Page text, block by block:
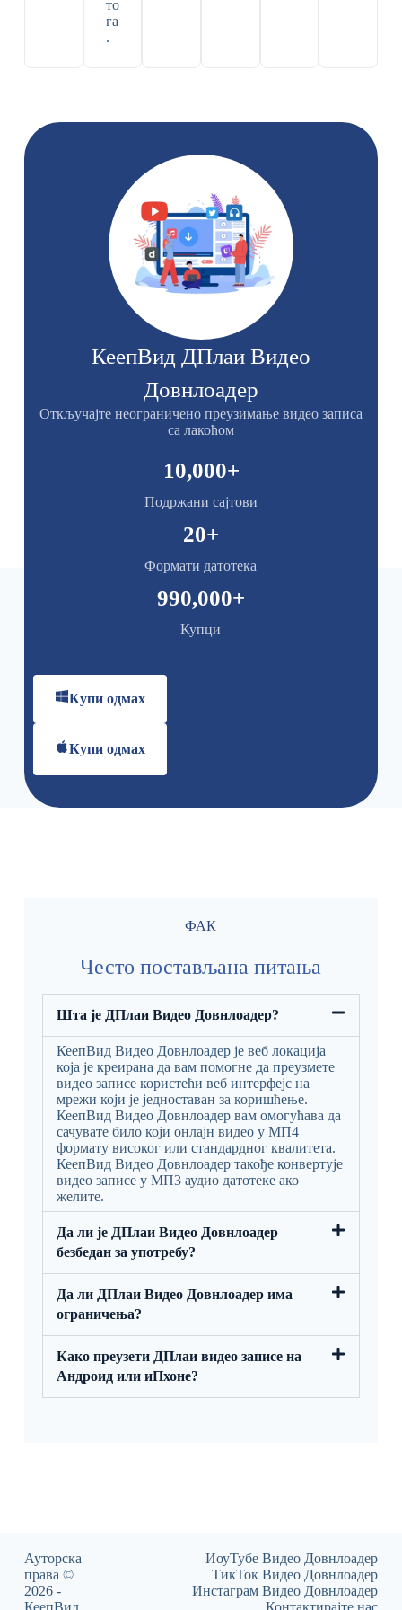
то
га
.
КеепВид ДПлаи Видео
Довнлоадер
Откључајте неограничено преузимање видео записа
са лакоћом
Подржани сајтови
10,000+
Формати датотека
20+
Купци
990,000+
Купи одмах
Купи одмах
ФАК
Често постављана питања
Шта је ДПлаи Видео Довнлоадер?
КеепВид Видео Довнлоадер је веб локација
која је креирана да вам помогне да преузмете
видео записе користећи веб интерфејс на
мрежи који је једноставан за коришћење.
КеепВид Видео Довнлоадер вам омогућава да
сачувате било који онлајн видео у МП4
формату високог или стандардног квалитета.
КеепВид Видео Довнлоадер такође конвертује
видео записе у МП3 аудио датотеке ако
желите.
Да ли је ДПлаи Видео Довнлоадер
безбедан за употребу?
Да ли ДПлаи Видео Довнлоадер има
ограничења?
Како преузети ДПлаи видео записе на
Андроид или иПхоне?
Ауторска
права ©
2026 -
КеепВид
ИоуТубе Видео Довнлоадер
ТикТок Видео Довнлоадер
Инстаграм Видео Довнлоадер
Контактирајте нас